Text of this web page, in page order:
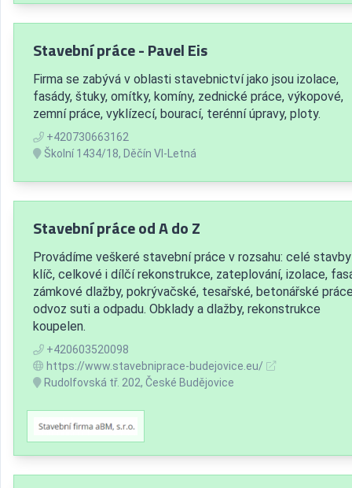
Stavební práce - Pavel Eis
Firma se zabývá v oblasti stavebnictví jako jsou izolace,
fasády, štuky, omítky, komíny, zednické práce, výkopové,
zemní práce, vyklízecí, bourací, terénní úpravy, ploty.
+420730663162
Školní 1434/18, Děčín VI-Letná
Stavební práce od A do Z
Provádíme veškeré stavební práce v rozsahu: celé
klíč, celkové i dílčí rekonstrukce, zateplování, izolace,
zámkové dlažby, pokrývačské, tesařské, betonářské
odvoz suti a odpadu. Obklady a dlažby, rekonstrukce
koupelen.
+420603520098
https://www.stavebniprace-budejovice.eu/
Rudolfovská tř. 202, České Budějovice